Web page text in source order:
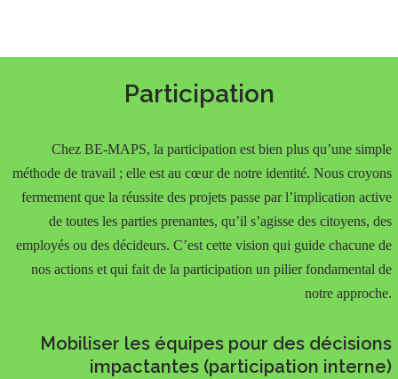
Participation
Chez BE-MAPS, la participation est bien plus qu’une simple
méthode de travail ; elle est au cœur de notre identité. Nous croyons
fermement que la réussite des projets passe par l’implication active
de toutes les parties prenantes, qu’il s’agisse des citoyens, des
employés ou des décideurs. C’est cette vision qui guide chacune de
nos actions et qui fait de la participation un pilier fondamental de
notre approche.
Mobiliser les équipes pour des décisions
impactantes (participation interne)